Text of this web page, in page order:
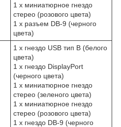
1 x миниатюрное гнездо
стерео (розового цвета)
1 x разъем DB-9 (черного
цвета)
1 x гнездо USB тип В (белого
цвета)
1 x гнездо DisplayPort
(черного цвета)
1 x миниатюрное гнездо
стерео (зеленого цвета)
1 x миниатюрное гнездо
стерео (розового цвета)
1 x гнездо DB-9 (черного